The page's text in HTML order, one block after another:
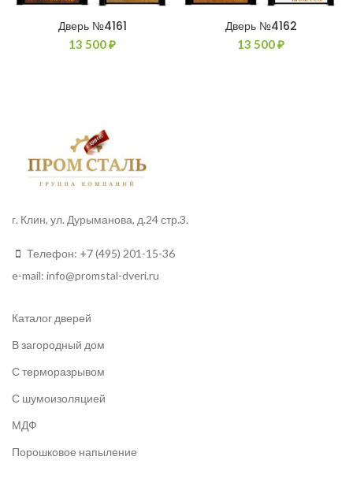
Дверь №4161
13 500₽
Дверь №4162
13 500₽
г. Клин, ул. Дурыманова, д.24 стр.3.
Телефон: +7 (495) 201-15-36
e-mail: info@promstal-dveri.ru
Каталог дверей
В загородный дом
С терморазрывом
С шумоизоляцией
МДФ
Порошковое напыление